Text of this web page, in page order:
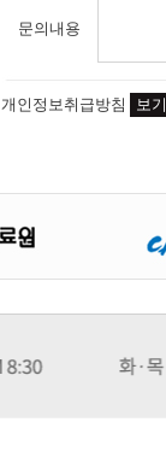
문의내용
개인정보취급방침 보기